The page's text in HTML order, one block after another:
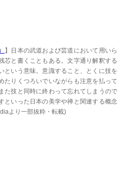
】日本の武道および芸道において用いら
芯と書くこともある。文字通り解釈する
という意味。意識すること、とくに技を
たりくつろいでいながらも注意を払って
た技と同時に終わって忘れてしまうので
といった日本の美学や禅と関連する概念
より一部抜粋・転載)